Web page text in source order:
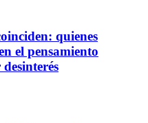
quienes
el pensamiento